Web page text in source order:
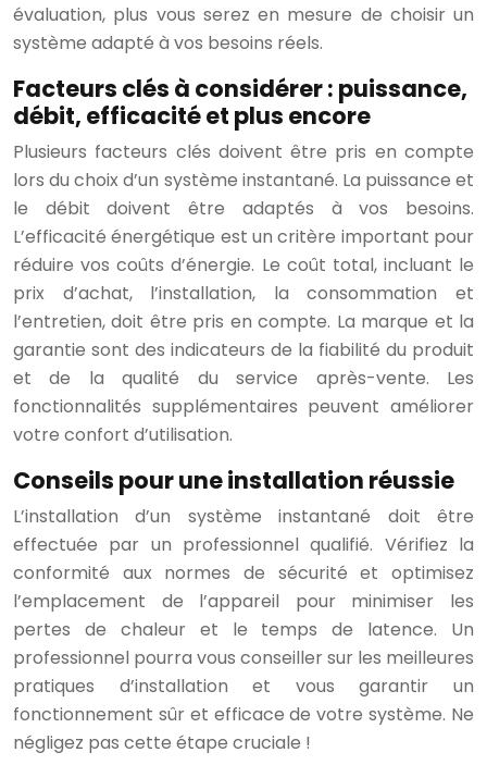
évaluation, plus vous serez en mesure de choisir un
système adapté à vos besoins réels.
Facteurs clés à considérer : puissance,
débit, efficacité et plus encore
Plusieurs facteurs clés doivent être pris en compte
lors du choix d’un système instantané. La puissance et
le débit doivent être adaptés à vos besoins.
L’efficacité énergétique est un critère important pour
réduire vos coûts d’énergie. Le coût total, incluant le
prix d’achat, l’installation, la consommation et
l’entretien, doit être pris en compte. La marque et la
garantie sont des indicateurs de la fiabilité du produit
et de la qualité du service après-vente. Les
fonctionnalités supplémentaires peuvent améliorer
votre confort d’utilisation.
Conseils pour une installation réussie
L’installation d’un système instantané doit être
effectuée par un professionnel qualifié. Vérifiez la
conformité aux normes de sécurité et optimisez
l’emplacement de l’appareil pour minimiser les
pertes de chaleur et le temps de latence. Un
professionnel pourra vous conseiller sur les meilleures
pratiques d’installation et vous garantir un
fonctionnement sûr et efficace de votre système. Ne
négligez pas cette étape cruciale !